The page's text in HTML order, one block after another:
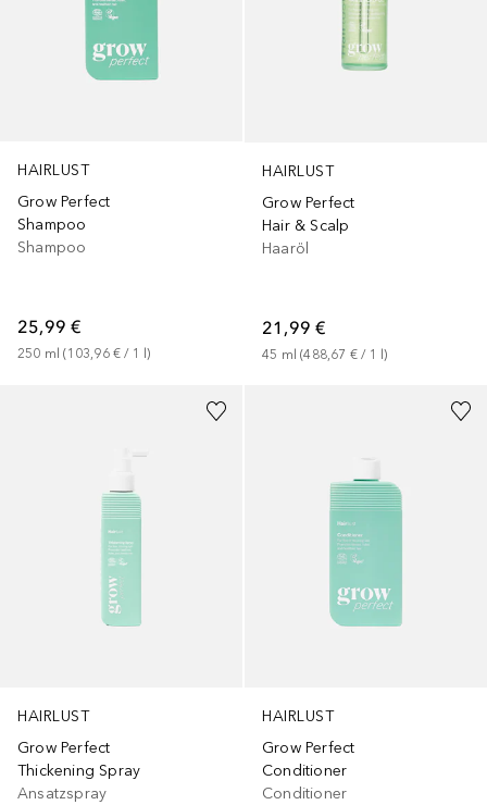
HAIRLUST
Grow Perfect
Shampoo
Shampoo
25,99 €
250 ml (103,96 € / 1 l)
HAIRLUST
Grow Perfect
Hair & Scalp
Haaröl
21,99 €
45 ml (488,67 € / 1 l)
HAIRLUST
Grow Perfect
Thickening Spray
Ansatzspray
HAIRLUST
Grow Perfect
Conditioner
Conditioner